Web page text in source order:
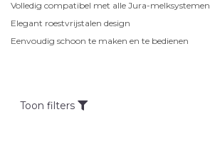
Volledig compatibel met alle Jura-melksystemen
Elegant roestvrijstalen design
Eenvoudig schoon te maken en te bedienen
Toon filters